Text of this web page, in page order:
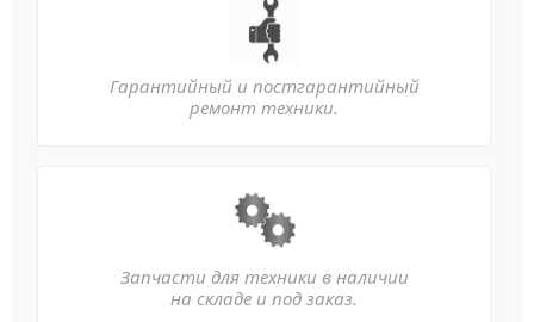
Гарантийный и постгарантийный
ремонт техники.
Запчасти для техники в наличии
на складе и под заказ.